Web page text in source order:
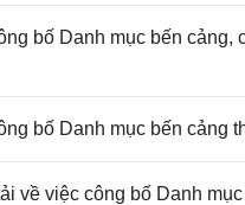
bố Danh mục bến cảng,
bố Danh mục bến cảng
về việc công bố Danh